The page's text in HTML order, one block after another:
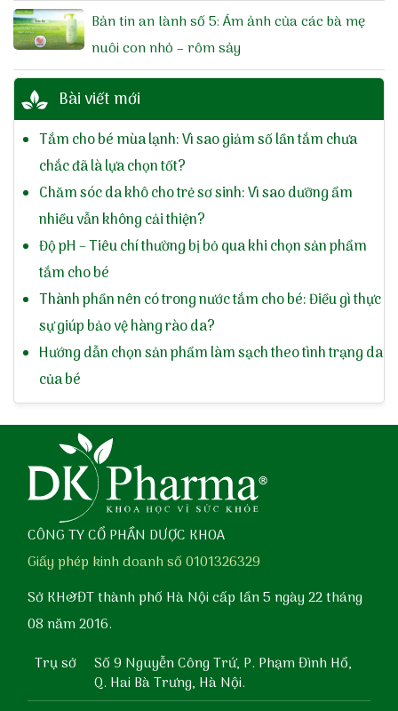
Bản tin an lành số 5: Ám ảnh của các bà mẹ
nuôi con nhỏ – rôm sảy
Bài viết mới
Tắm cho bé mùa lạnh: Vì sao giảm số lần tắm chưa
chắc đã là lựa chọn tốt?
Chăm sóc da khô cho trẻ sơ sinh: Vì sao dưỡng ẩm
nhiều vẫn không cải thiện?
Độ pH – Tiêu chí thường bị bỏ qua khi chọn sản phẩm
tắm cho bé
Thành phần nên có trong nước tắm cho bé: Điều gì thực
sự giúp bảo vệ hàng rào da?
Hướng dẫn chọn sản phẩm làm sạch theo tình trạng da
của bé
CÔNG TY CỔ PHẦN DƯỢC KHOA
Giấy phép kinh doanh số 0101326329
Sở KH&ĐT thành phố Hà Nội cấp lần 5 ngày 22 tháng
08 năm 2016.
Trụ sở
Số 9 Nguyễn Công Trứ, P. Phạm Đình Hổ,
Q. Hai Bà Trưng, Hà Nội.